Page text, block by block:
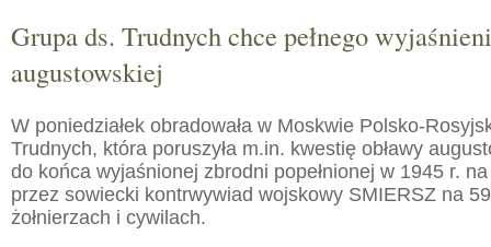
Grupa ds. Trudnych chce pełnego
augustowskiej
W poniedziałek obradowała w Moskwie Polsko-
Trudnych, która poruszyła m.in. kwestię obławy
do końca wyjaśnionej zbrodni popełnionej w 1945 r.
przez sowiecki kontrwywiad wojskowy SMIERSZ na
żołnierzach i cywilach.